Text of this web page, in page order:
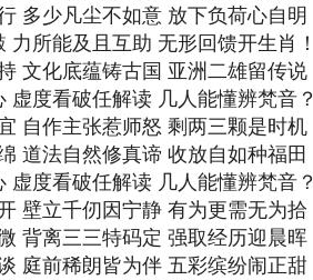
多少凡尘不如意 放下负荷心自明
所能及且互助 无形回馈开生肖！
文化底蕴铸古国 亚洲二雄留传说
度看破任解读 几人能懂辨梵音？
自作主张惹师怒 剩两三颗是时机
道法自然修真谛 收放自如种福田
度看破任解读 几人能懂辨梵音？
壁立千仞因宁静 有为更需无为拾
背离三三特码定 强取经历迎晨晖
庭前稀朗皆为伴 五彩缤纷闹正甜